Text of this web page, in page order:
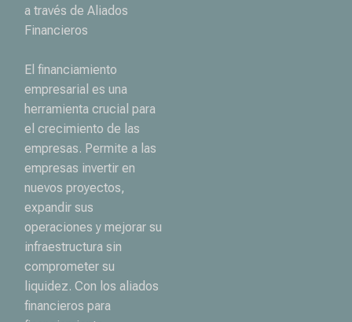
a través de Aliados
Financieros
El financiamiento
empresarial es una
herramienta crucial para
el crecimiento de las
empresas. Permite a las
empresas invertir en
nuevos proyectos,
expandir sus
operaciones y mejorar su
infraestructura sin
comprometer su
liquidez. Con los aliados
financieros para